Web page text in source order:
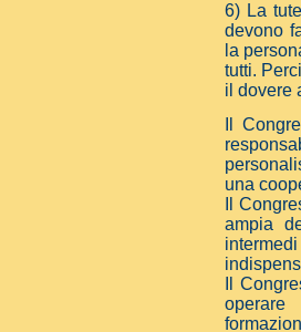
6) La
devono
la
tutti.
il dovere
Il
una
Il
ampia
Il
operare